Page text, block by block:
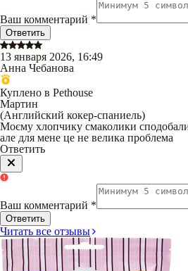
Ваш комментарий *
Ответить
13 января 2026, 16:49
Анна Чебанова
Куплено в Pethouse
Мартин
(Английский кокер-спаниель)
Моєму хлопчику смаколики
але для мене це не велика проблема
Ответить
Ваш комментарий *
Ответить
Читать все отзывы